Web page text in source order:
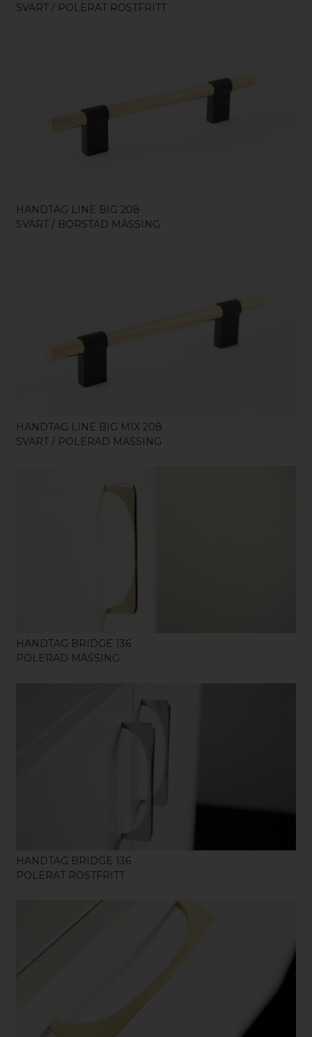
SVART / POLERAT ROSTFRITT
HANDTAG LINE BIG 208
SVART / BORSTAD MÄSSING
HANDTAG LINE BIG MIX 208
SVART / POLERAD MÄSSING
HANDTAG BRIDGE 136
POLERAD MÄSSING
HANDTAG BRIDGE 136
POLERAT ROSTFRITT